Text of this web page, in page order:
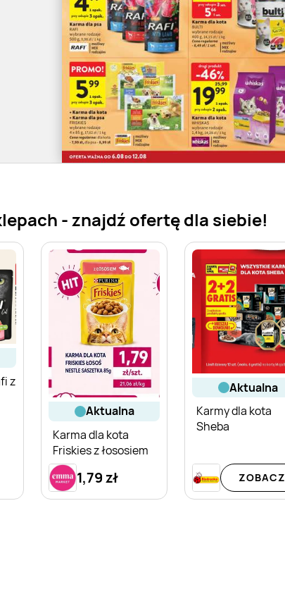
- znajdź ofertę dla siebie!
z
aktualna
Karma dla kota
Friskies z łososiem
1,79 zł
aktualna
Karmy dla kota
Sheba
ZOBACZ